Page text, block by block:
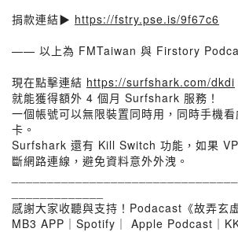
捐款連結▶️ https://fstry.pse.is/9f67c6
—— 以上為 FMTaiwan 與 Firstory
現在點擊連結 https://surfshark.com/dkdi
就能獲得額外 4 個月 Surfshark 服務！
一個帳號可以無限裝置同時用，同時手機
卡。
Surfshark 還有 Kill Switch 功能，如果
斷網路連線，避免資料意外外洩。
感謝大家收聽與支持！Podacast《故弄玄
MB3 APP｜Spotify｜ Apple Podcast｜